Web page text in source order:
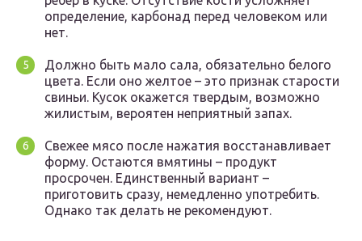
определение, карбонад перед человеком или
нет.
Должно быть мало сала, обязательно белого
цвета. Если оно желтое – это признак старости
свиньи. Кусок окажется твердым, возможно
жилистым, вероятен неприятный запах.
Свежее мясо после нажатия восстанавливает
форму. Остаются вмятины – продукт
просрочен. Единственный вариант –
приготовить сразу, немедленно употребить.
Однако так делать не рекомендуют.